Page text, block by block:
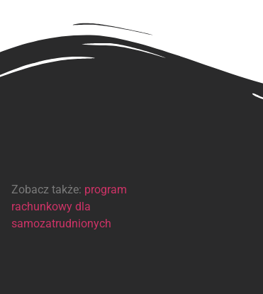
Zobacz także: program
rachunkowy dla
samozatrudnionych